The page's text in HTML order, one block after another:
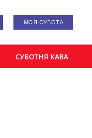
МОЯ СУБОТА
СУБОТНЯ КАВА